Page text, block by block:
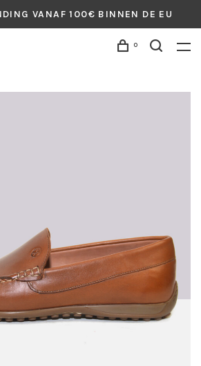
VANAF 100€ BINNEN DE EU
0